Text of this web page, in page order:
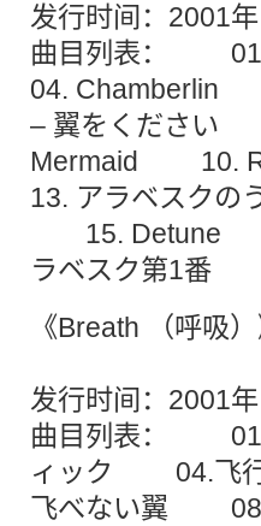
发行时间：2001
曲目列表：
04. Chamberlin
– 翼をくださ
Mermaid 10.
13. アラベスク
15. Detune
ラベスク第1番
《Breath （呼吸）
发行时间：
曲目列表：
ィック 04.
飞べない翼